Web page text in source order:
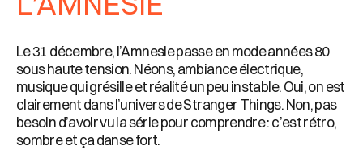
Le 31 décembre, l’Amnesie passe en mode années 80
sous haute tension. Néons, ambiance électrique,
musique qui grésille et réalité un peu instable. Oui, on est
clairement dans l’univers de Stranger Things. Non, pas
besoin d’avoir vu la série pour comprendre : c’est rétro,
sombre et ça danse fort.